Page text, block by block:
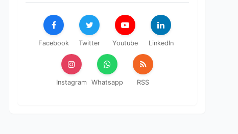
Facebook Twitter Youtube LinkedIn
Instagram Whatsapp RSS